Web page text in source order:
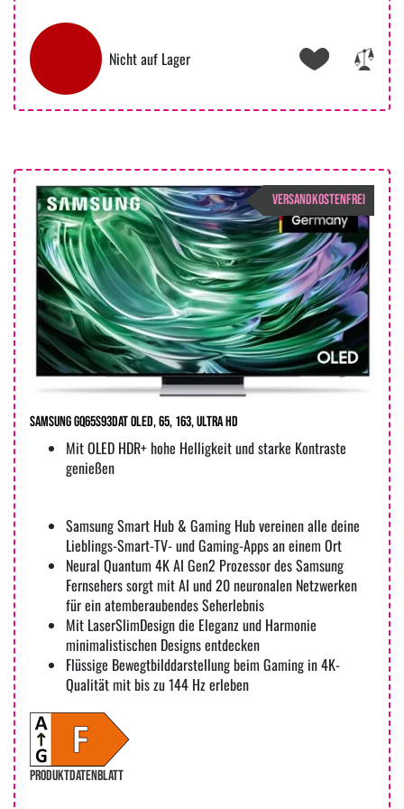
Nicht auf Lager
VERSANDKOSTENFREI
Samsung GQ65S93DAT OLED, 65, 163, Ultra HD
Mit OLED HDR+ hohe Helligkeit und starke Kontraste
genießen
Samsung Smart Hub & Gaming Hub vereinen alle deine
Lieblings-Smart-TV- und Gaming-Apps an einem Ort
Neural Quantum 4K AI Gen2 Prozessor des Samsung
Fernsehers sorgt mit AI und 20 neuronalen Netzwerken
für ein atemberaubendes Seherlebnis
Mit LaserSlimDesign die Eleganz und Harmonie
minimalistischen Designs entdecken
Flüssige Bewegtbilddarstellung beim Gaming in 4K-
Qualität mit bis zu 144 Hz erleben
PRODUKTDATENBLATT